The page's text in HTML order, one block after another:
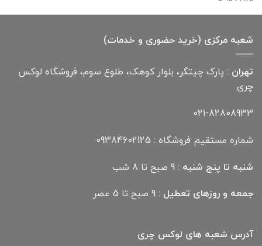
4,000,000 تومان 2,700,000 تومان
شعبه مرکزی (خرید حضوری و خدمات)
تهران : پارک چیتگر، بلوار کوهک، طلوع سوم، فروشگاه لوکس
چری
021-82808933
شماره مستقیم فروشگاه : 09384602125
شنبه تا پنج شنبه : 9 صبح تا 8 شب
جمعه و روزهای تعطیل : 9 صبح تا 5 عصر
آدرس شعبه های لوکس چری